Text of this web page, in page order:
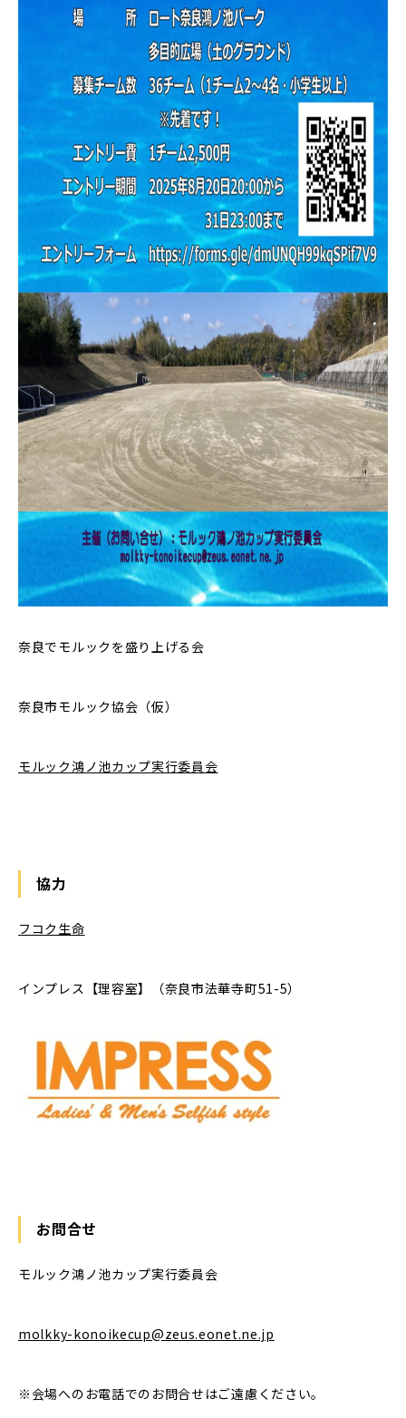
奈良でモルックを盛り上げる会
奈良市モルック協会（仮）
モルック鴻ノ池カップ実行委員会
協力
フコク生命
インプレス【理容室】（奈良市法華寺町51-5）
お問合せ
モルック鴻ノ池カップ実行委員会
molkky-konoikecup@zeus.eonet.ne.jp
※会場へのお電話でのお問合せはご遠慮ください。